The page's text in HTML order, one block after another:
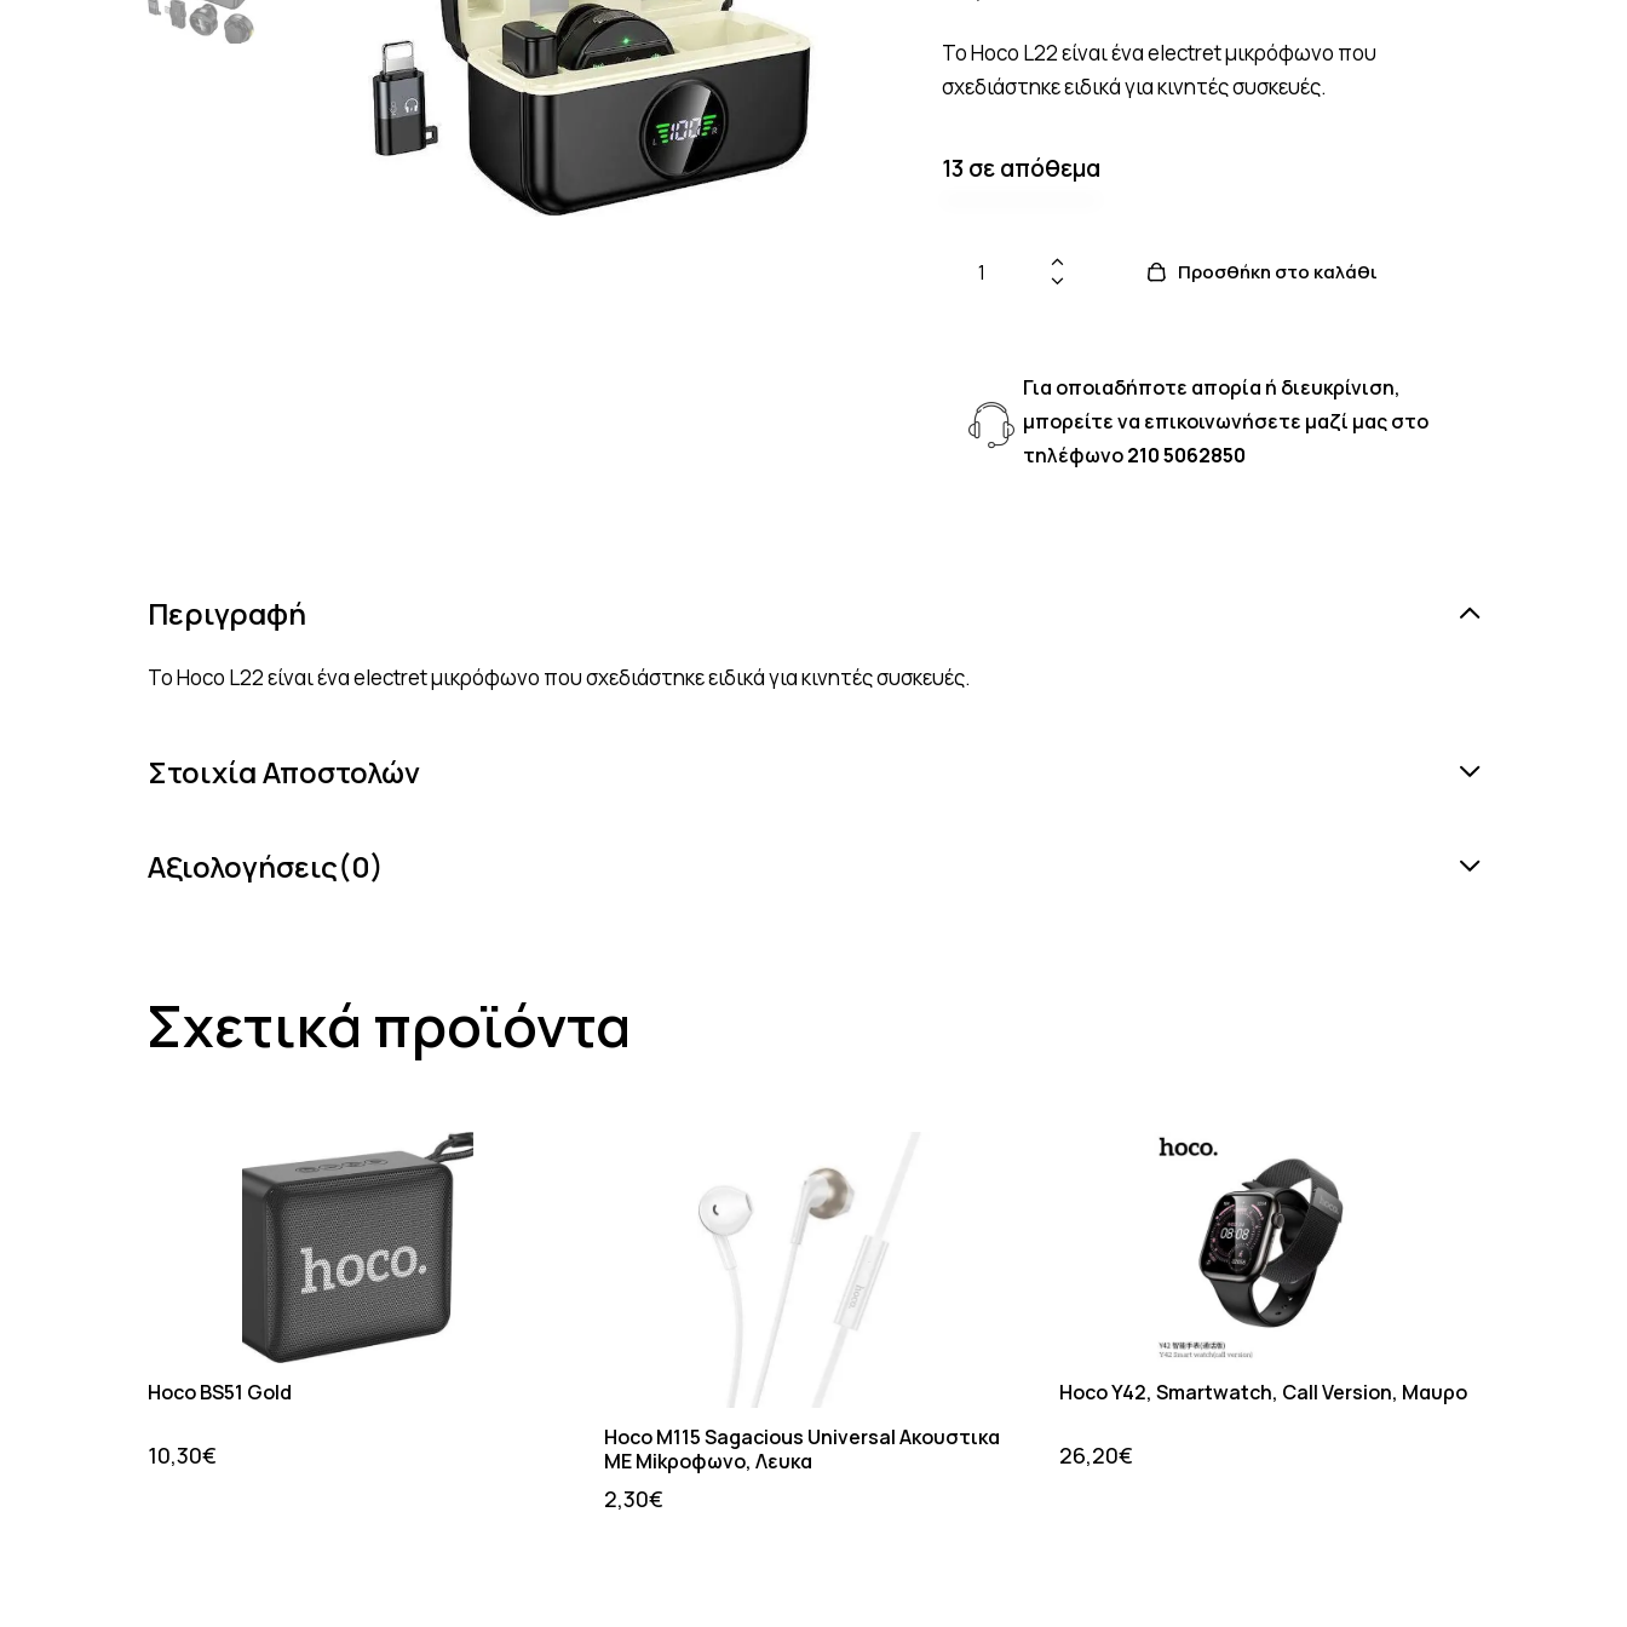
Το Hoco L22 είναι ένα electret μικρόφωνο που
σχεδιάστηκε ειδικά για κινητές συσκευές.
13 σε απόθεμα
Προσθήκη στο καλάθι
Για οποιαδήποτε απορία ή διευκρίνιση,
μπορείτε να επικοινωνήσετε μαζί μας στο
τηλέφωνο210 5062850
Περιγραφή
Το Hoco L22 είναι ένα electret μικρόφωνο που σχεδιάστηκε ειδικά για κινητές συσκευές.
Στοιχία Αποστολών
Αξιολογήσεις(0)
Σχετικά προϊόντα
Hoco BS51 Gold
10,30€
Hoco M115 Sagacious Universal Ακουστικα
ME Mikροφωνο, Λευκα
2,30€
Hoco Y42, Smartwatch, Call Version, Μαυρο
26,20€